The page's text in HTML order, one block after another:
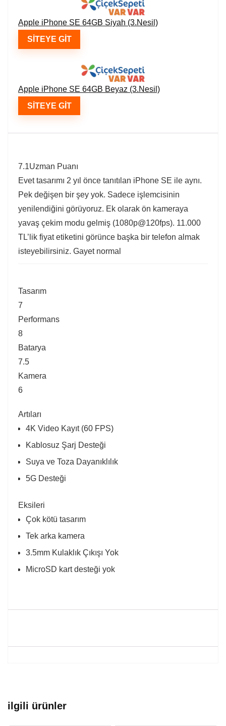
Apple iPhone SE 64GB Siyah (3.Nesil)
SITEYE GIT
Apple iPhone SE 64GB Beyaz (3.Nesil)
SITEYE GIT
7.1Uzman Puanı
Evet tasarımı 2 yıl önce tanıtılan iPhone SE ile aynı.
Pek değişen bir şey yok. Sadece işlemcisinin
yenilendiğini görüyoruz. Ek olarak ön kameraya
yavaş çekim modu gelmiş (1080p@120fps). 11.000
TL’lik fiyat etiketini görünce başka bir telefon almak
isteyebilirsiniz. Gayet normal
Tasarım
7
Performans
8
Batarya
7.5
Kamera
6
Artıları
4K Video Kayıt (60 FPS)
Kablosuz Şarj Desteği
Suya ve Toza Dayanıklılık
5G Desteği
Eksileri
Çok kötü tasarım
Tek arka kamera
3.5mm Kulaklık Çıkışı Yok
MicroSD kart desteği yok
ilgili ürünler